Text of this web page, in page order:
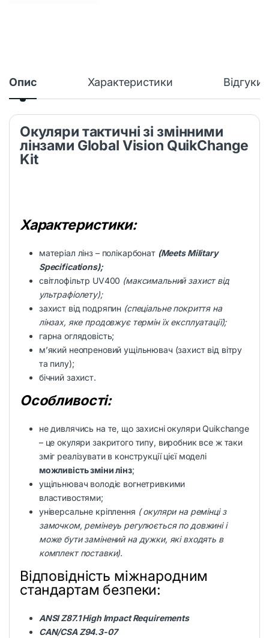
Опис Характеристики Відгуки
Окуляри тактичні зі змінними
лінзами Global Vision QuikChange
Kit
Характеристики:
матеріал лінз – полікарбонат (Meets Military
Specifications);
світлофільтр UV400 (максимальний захист від
ультрафіолету);
захист від подряпин (спеціальне покриття на
лінзах, яке продовжує термін їх експлуатації);
гарна оглядовість;
м’який неопреновий ущільнювач (захист від вітру
та пилу);
бічний захист.
Особливості:
не дивлячись на те, що захисні окуляри Quikchange
– це окуляри закритого типу, виробник все ж таки
зміг реалізувати в конструкції цієї моделі
можливість зміни лінз;
ущільнювач володіє вогнетривкими
властивостями;
універсальне кріплення ( окуляри на ремінці з
замочком, ремінеуь регулюється по довжині і
може бути замінений на дужки, які входять в
комплект поставки).
Відповідність міжнародним
стандартам безпеки:
ANSI Z87.1 High Impact Requirements
CAN/CSA Z94.3-07